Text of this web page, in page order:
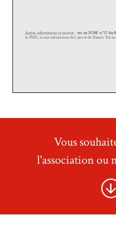
Vous
l'association ou